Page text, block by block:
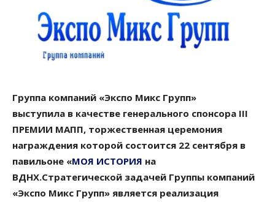
Группа компаний «Экспо Микс Групп»
выступила в качестве генерального спонсора III
ПРЕМИИ МАПП, торжественная церемония
награждения которой состоится 22 сентября в
павильоне «МОЯ ИСТОРИЯ на
ВДНХ.Стратегической задачей Группы компаний
«Экспо Микс Групп» является реализация